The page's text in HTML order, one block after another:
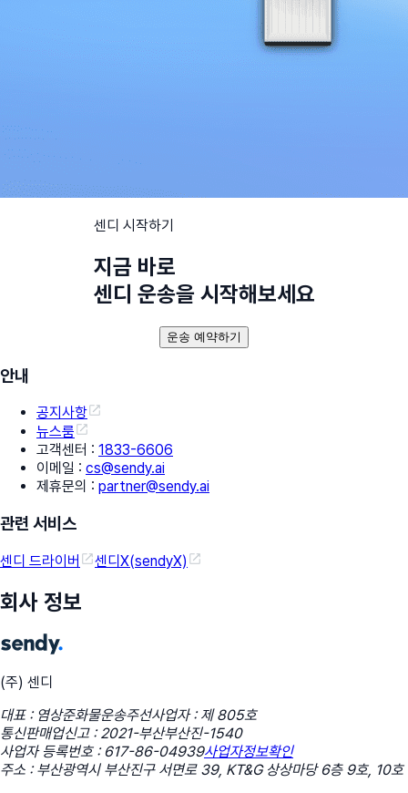
센디 시작하기
지금 바로
센디 운송을 시작해보세요
운송 예약하기
안내
공지사항
뉴스룸
고객센터 : 1833-6606
이메일 : cs@sendy.ai
제휴문의 : partner@sendy.ai
관련 서비스
센디 드라이버 센디X(sendyX)
회사 정보
(주) 센디
대표 : 염상준화물운송주선사업자 : 제 805호
통신판매업신고 : 2021-부산부산진-1540
사업자 등록번호 : 617-86-04939사업자정보확인
주소 : 부산광역시 부산진구 서면로 39, KT&G 상상마당 6층 9호, 10호